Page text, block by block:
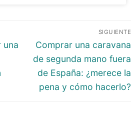
una
SIGUIENTE
Comprar una caravana
de segunda mano fuera
de España: ¿merece la
pena y cómo hacerlo?